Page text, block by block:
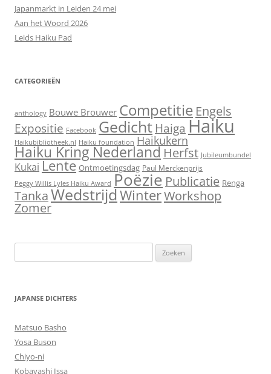
Japanmarkt in Leiden 24 mei
Aan het Woord 2026
Leids Haiku Pad
CATEGORIEËN
anthology Bouwe Brouwer Competitie Engels
Expositie Facebook Gedicht Haiga Haiku
Haikubibliotheek.nl Haiku foundation Haikukern
Haiku Kring Nederland Herfst Jubileumbundel
Kukai Lente Ontmoetingsdag Paul Merckenprijs
Peggy Willis Lyles Haiku Award Poëzie Publicatie Renga
TankaWedstrijdWinterWorkshop
Zomer
naar:
JAPANSE DICHTERS
Matsuo Basho
Yosa Buson
Chiyo-ni
Kobayashi Issa